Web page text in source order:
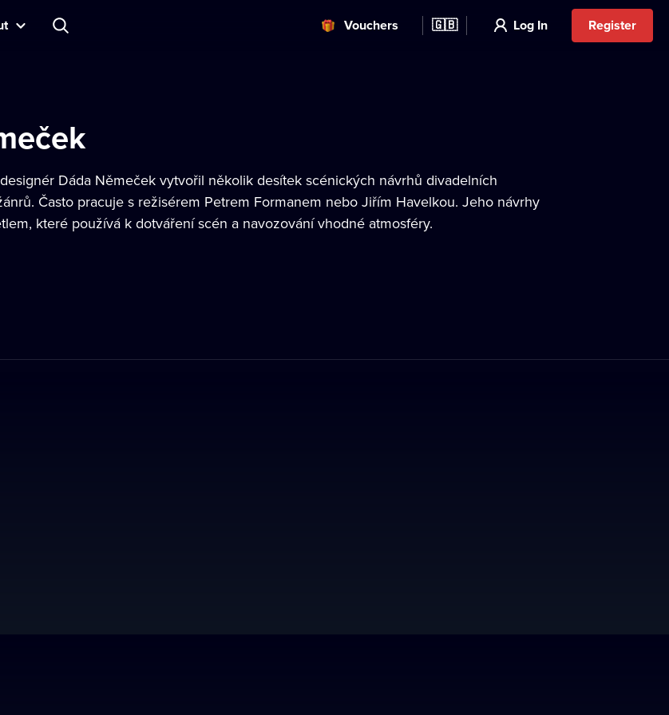
Vouchers 🇬🇧 Log In Register
Dáda Němeček vytvořil několik desítek scénických návrhů divadelních
Často pracuje s režisérem Petrem Formanem nebo Jiřím Havelkou. Jeho návrhy
které používá k dotváření scén a navozování vhodné atmosféry.